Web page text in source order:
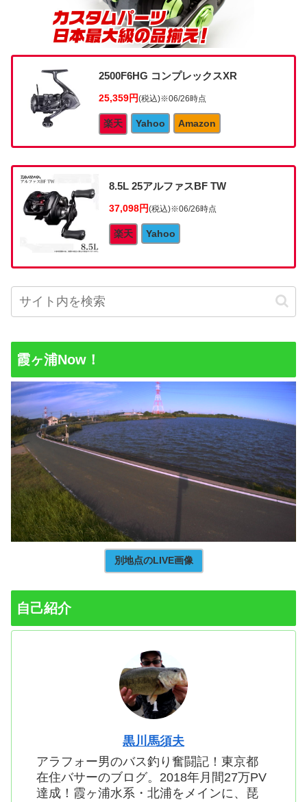
2500F6HG コンプレックスXR
25,359円(税込)※06/26時点
楽天 Yahoo Amazon
8.5L 25アルファスBF TW
37,098円(税込)※06/26時点
楽天 Yahoo
霞ヶ浦Now！
別地点のLIVE画像
自己紹介
黒川馬須夫
アラフォー男のバス釣り奮闘記！東京都
在住バサーのブログ。2018年月間27万PV
達成！霞ヶ浦水系・北浦をメインに、琵